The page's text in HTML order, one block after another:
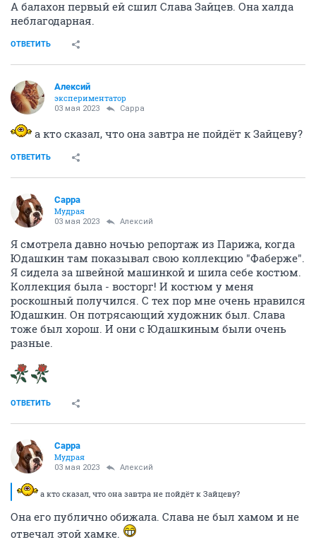
А балахон первый ей сшил Слава Зайцев. Она халда
неблагодарная.
ОТВЕТИТЬ
Алексий
экспериментатор
03 мая 2023 Сарра
а кто сказал, что она завтра не пойдёт к Зайцеву?
ОТВЕТИТЬ
Сарра
Мудрая
03 мая 2023 Алексий
Я смотрела давно ночью репортаж из Парижа, когда
Юдашкин там показывал свою коллекцию "Фаберже".
Я сидела за швейной машинкой и шила себе костюм.
Коллекция была - восторг! И костюм у меня
роскошный получился. С тех пор мне очень нравился
Юдашкин. Он потрясающий художник был. Слава
тоже был хорош. И они с Юдашкиным были очень
разные.
ОТВЕТИТЬ
Сарра
Мудрая
03 мая 2023 Алексий
а кто сказал, что она завтра не пойдёт к Зайцеву?
Она его публично обижала. Слава не был хамом и не
отвечал этой хамке.